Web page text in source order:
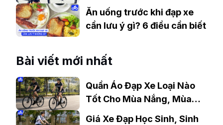
không?
Ăn uống trước khi đạp xe
cần lưu ý gì? 6 điều cần biết
Bài viết mới nhất
Quần Áo Đạp Xe Loại Nào
Tốt Cho Mùa Nắng, Mùa
Mưa?
Giá Xe Đạp Học Sinh, Sinh